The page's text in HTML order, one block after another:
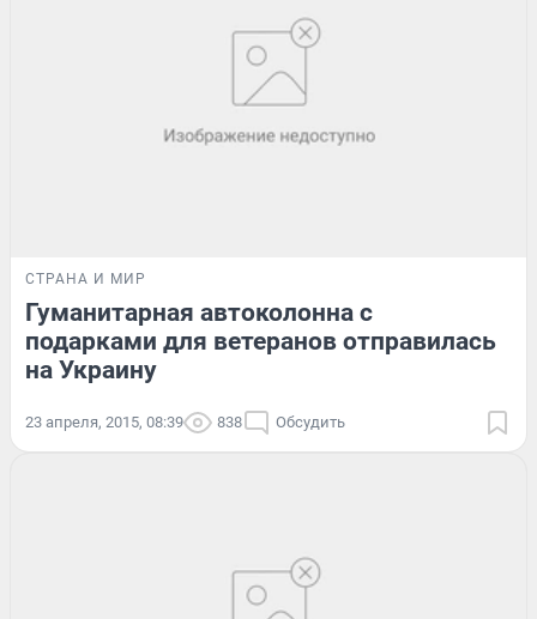
СТРАНА И МИР
Гуманитарная автоколонна с
подарками для ветеранов отправилась
на Украину
23 апреля, 2015, 08:39 838 Обсудить